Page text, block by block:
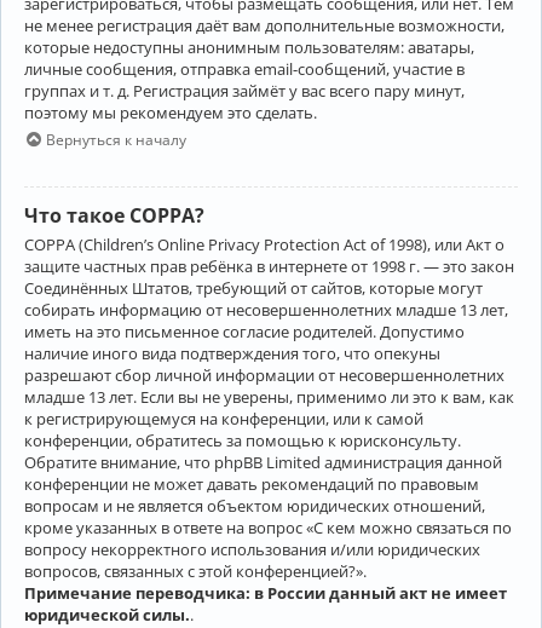
не менее регистрация даёт вам дополнительные возможности,
которые недоступны анонимным пользователям: аватары,
личные сообщения, отправка email-сообщений, участие в
группах и т. д. Регистрация займёт у вас всего пару минут,
поэтому мы рекомендуем это сделать.
Вернуться к началу
Что такое COPPA?
COPPA (Children’s Online Privacy Protection Act of 1998), или Акт о
защите частных прав ребёнка в интернете от 1998 г. — это закон
Соединённых Штатов, требующий от сайтов, которые могут
собирать информацию от несовершеннолетних младше 13 лет,
иметь на это письменное согласие родителей. Допустимо
наличие иного вида подтверждения того, что опекуны
разрешают сбор личной информации от несовершеннолетних
младше 13 лет. Если вы не уверены, применимо ли это к вам, как
к регистрирующемуся на конференции, или к самой
конференции, обратитесь за помощью к юрисконсульту.
Обратите внимание, что phpBB Limited администрация данной
конференции не может давать рекомендаций по правовым
вопросам и не является объектом юридических отношений,
кроме указанных в ответе на вопрос «С кем можно связаться по
вопросу некорректного использования и/или юридических
вопросов, связанных с этой конференцией?».
Примечание переводчика: в России данный акт не имеет
юридической силы..